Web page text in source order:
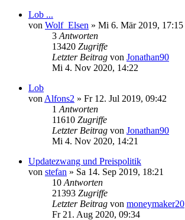
Lob ...
von Wolf_Elsen » Mi 6. Mär 2019, 17:15
3 Antworten
13420 Zugriffe
Letzter Beitrag von Jonathan90
Mi 4. Nov 2020, 14:22
Lob
von Alfons2 » Fr 12. Jul 2019, 09:42
1 Antworten
11610 Zugriffe
Letzter Beitrag von Jonathan90
Mi 4. Nov 2020, 14:21
Updatezwang und Preispolitik
von stefan » Sa 14. Sep 2019, 18:21
10 Antworten
21393 Zugriffe
Letzter Beitrag von moneymaker20
Fr 21. Aug 2020, 09:34